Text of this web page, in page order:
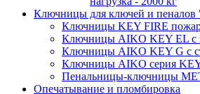
Ключницы для ключей и пеналов
Ключницы KEY FIRE
Ключницы AIKO KEY EL с
Ключницы AIKO KEY G с
Ключницы AIKO серия
Пенальницы-ключницы
Опечатывание и пломбировка